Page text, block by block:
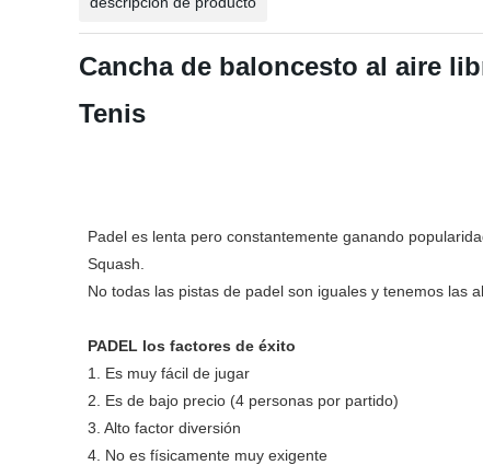
Cancha de baloncesto al aire
Tenis
Padel es lenta pero constantemente ganando
Squash.
No todas las pistas de padel son iguales y tenemos las
PADEL los factores de éxito
1. Es muy fácil de jugar
2. Es de bajo precio (4 personas por partido)
3. Alto factor diversión
4. No es físicamente muy exigente